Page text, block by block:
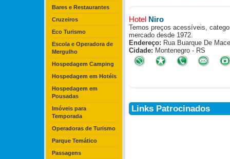
Bares e Restaurantes
Cruzeiros
Eco Turismo
Escola e Operadora de
Mergulho
Hospedagem Camping
Hospedagem em Hotéis
Hospedagem em
Pousadas
Imóveis para
Temporada
Operadoras de Turismo
Parque Temático
Passagens
Hotel Niro
Temos preços acessíveis,
mercado desde 1972.
Endereço: Rua Buarque De
Cidade: Montenegro - RS
Links Patrocinados